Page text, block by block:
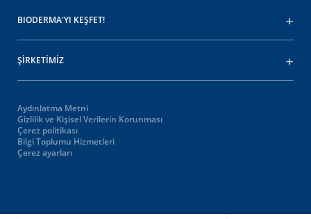
BIODERMA'YI KEŞFET!
ŞİRKETİMİZ
Aydınlatma Metni
Gizlilik ve Kişisel Verilerin Korunması
Çerez politikası
Bilgi Toplumu Hizmetleri
Çerez ayarları